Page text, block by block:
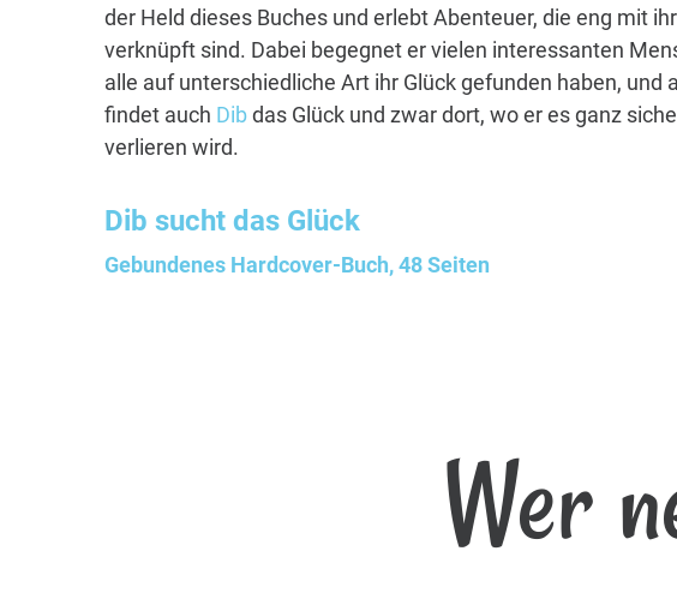
der Held dieses Buches und erlebt Abenteuer, die eng mit
verknüpft sind. Dabei begegnet er vielen interessanten
alle auf unterschiedliche Art ihr Glück gefunden haben, und
findet auch Dibdas Glück und zwar dort, wo er es ganz
verlieren wird.
Dib sucht das Glück
Gebundenes Hardcover-Buch, 48 Seiten
Wer